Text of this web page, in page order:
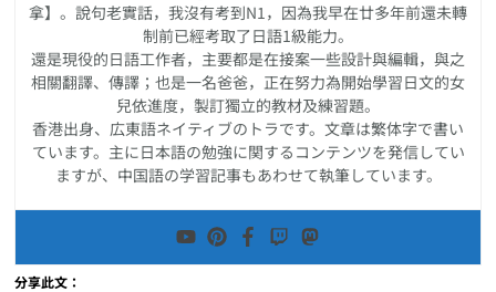
拿】。說句老實話，我沒有考到N1，因為我早在廿多年前還未轉
制前已經考取了日語1級能力。
還是現役的日語工作者，主要都是在接案一些設計與編輯，與之
相關翻譯、傳譯；也是一名爸爸，正在努力為開始學習日文的女
兒依進度，製訂獨立的教材及練習題。
香港出身、広東語ネイティブのトラです。文章は繁体字で書い
ています。主に日本語の勉強に関するコンテンツを発信してい
ますが、中国語の学習記事もあわせて執筆しています。
分享此文：